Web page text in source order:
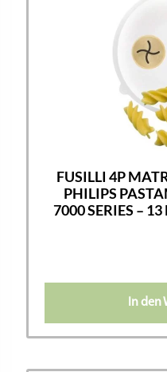
FUSILLI 4P
PHILIPS
7000 SERIES –
In den